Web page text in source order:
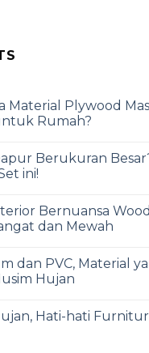
Material Plywood
Rumah?
Berukuran
ini!
Bernuansa
dan Mewah
dan PVC, Material
Hujan
Hati-hati